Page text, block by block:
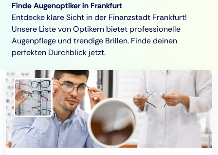
Finde Augenoptiker in Frankfurt
Entdecke klare Sicht in der Finanzstadt Frankfurt!
Unsere Liste von Optikern bietet professionelle
Augenpflege und trendige Brillen. Finde deinen
perfekten Durchblick jetzt.